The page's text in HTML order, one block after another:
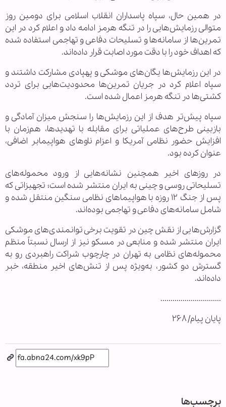
در همین حال، سپاه پاسداران انقلاب اسلامی برای دومین روز
متوالی رزمایش‌هایی را در تنگه هرمز ادامه داد و اعلام کرد در این
تمرین‌ها از سامانه‌ها و تسلیحات دفاعی و تهاجمی استفاده شده
که اهداف خود را با دقت مورد اصابت قرار داده‌اند.
در این رزمایش‌ها یگان‌های موشکی و پهپادی مشارکت داشتند و
سپاه اعلام کرد در جریان تمرین‌ها محدودیت‌هایی برای تردد
کشتی‌ها در تنگه هرمز اعمال شده است.
سپاه پیش‌تر هدف از این رزمایش‌ها را سنجش میزان آمادگی و
بازبینی طرح‌های عملیاتی برای مقابله با تهدیدها، هم‌زمان با
افزایش حضور نظامی آمریکا و اعزام ناوهای هواپیمابر اضافی،
عنوان کرده بود.
در روزهای اخیر همچنین نشانه‌هایی از ورود محموله‌های
تسلیحاتی روسی و چینی به ایران منتشر شده است؛ تجهیزاتی که
پس از جنگ ۱۲ روزه با هواپیماهای نظامی سنگین منتقل شده و
شامل سامانه‌های دفاعی و تهاجمی بوده‌اند.
گزارش‌هایی از نقش چین در تقویت برخی توانمندی‌های موشکی
ایران منتشر شده و منابعی در مسکو نیز از ارسال نسبتاً منظم
محموله‌های نظامی به تهران در چارچوب شراکت راهبردی رو به
گسترش دو کشور، به‌ویژه پس از تنش‌های اخیر منطقه، خبر
داده‌اند.
..............................
پایان پیام/ ۲۶۸
برچسب‌ها